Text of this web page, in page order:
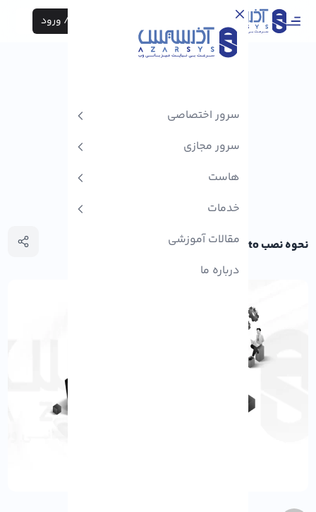
ثبت نام / ورود
سرور اختصاصی
سرور مجازی
هاست
خدمات
مقالات آموزشی
درباره ما
نحوه نصب Magento در CentOS 7